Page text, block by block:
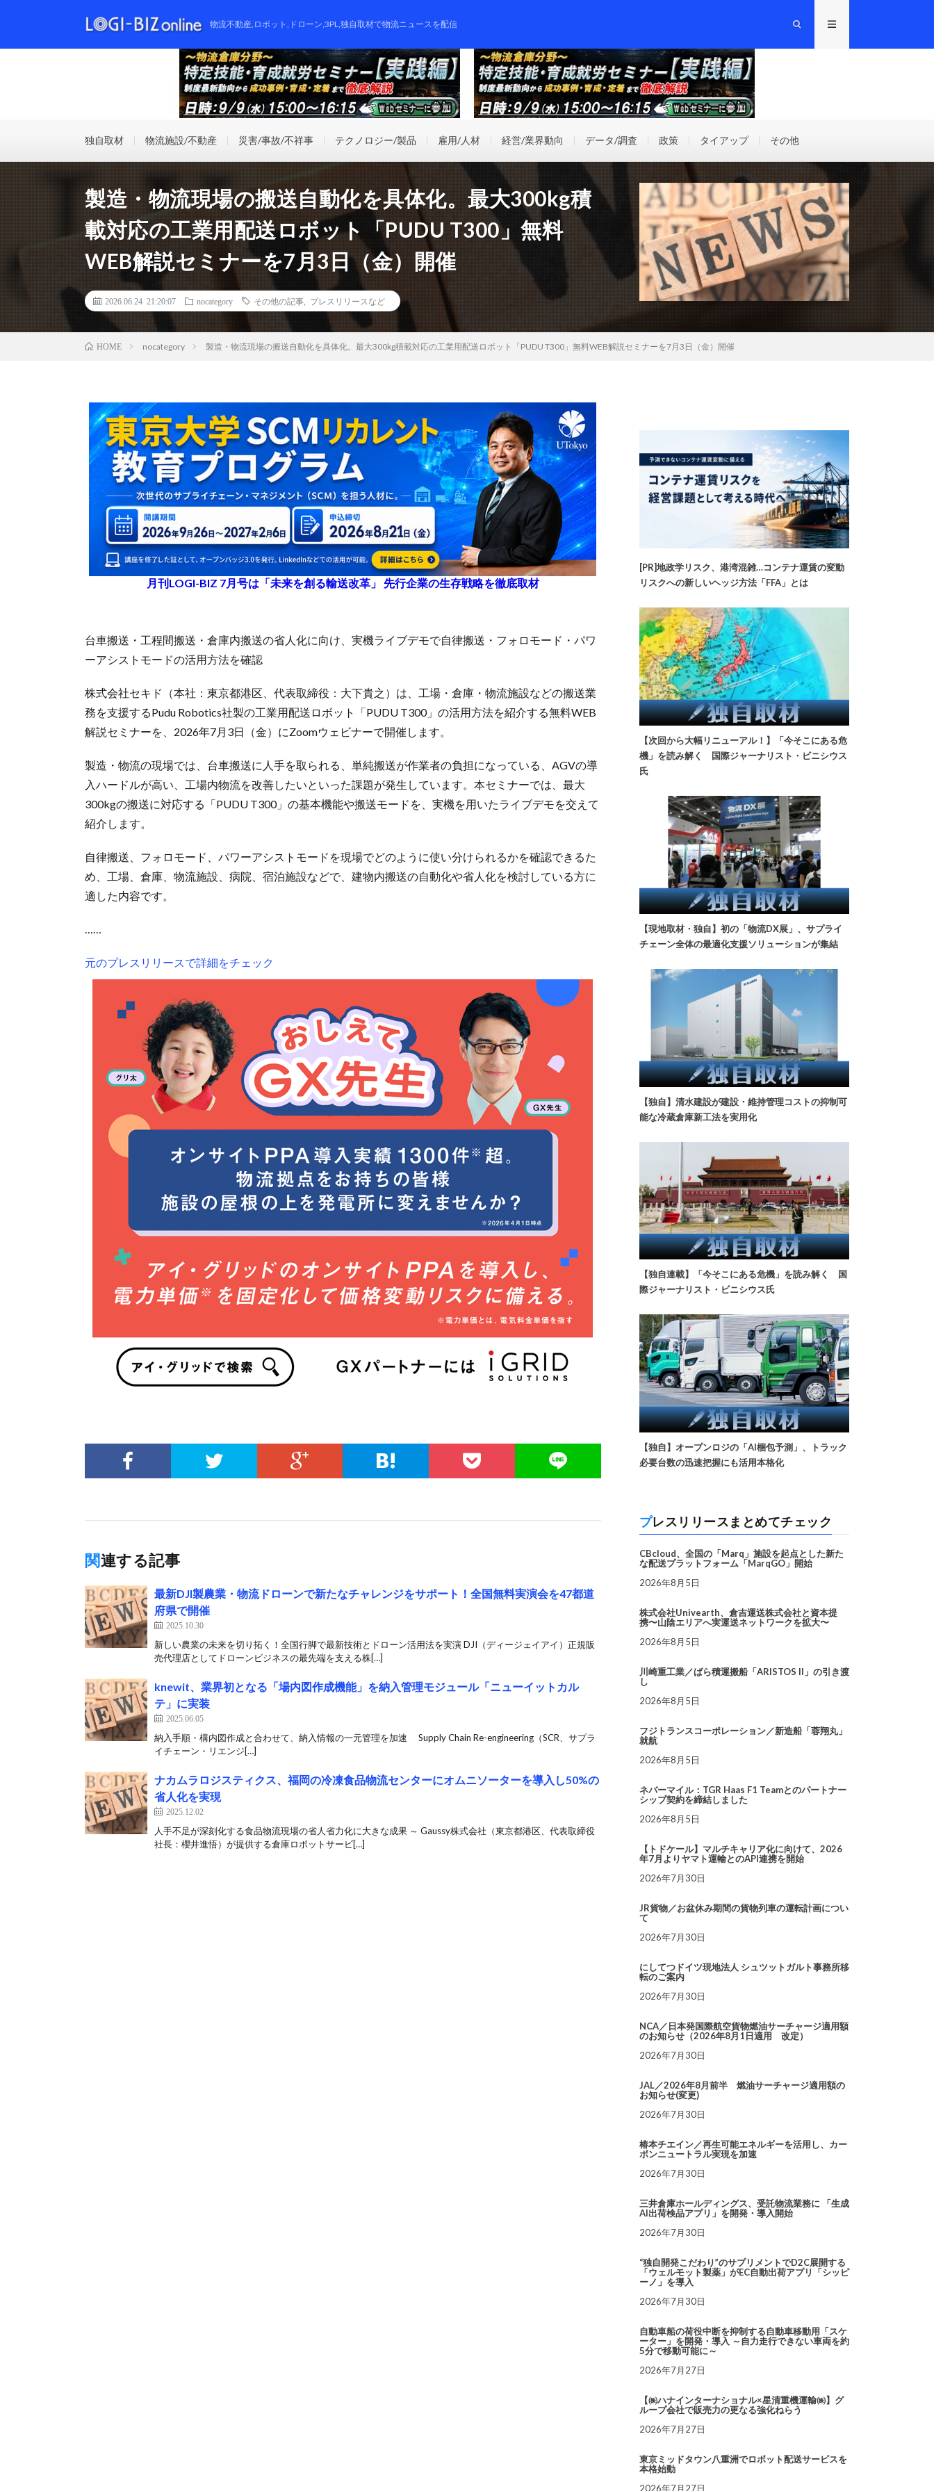
物流不動産,ロボット,ドローン,3PL,独自取材で物流ニュースを配信
独自取材 物流施設/不動産 災害/事故/不祥事 テクノロジー/製品 雇用/人材 経営/業界動向 データ/調査 政策 タイアップ その他
製造・物流現場の搬送自動化を具体化。最大300kg積
載対応の工業用配送ロボット「PUDU T300」無料
WEB解説セミナーを7月3日（金）開催
2026.06.24 21:20:07 nocategory その他の記事 プレスリリースなど
HOME nocategory 製造・物流現場の搬送自動化を具体化。最大300kg積載対応の工業用配送ロボット「PUDU T300」無料WEB解説セミナーを7月3日（金）開催
月刊LOGI-BIZ 7月号は「未来を創る輸送改革」 先行企業の生存戦略を徹底取材
台車搬送・工程間搬送・倉庫内搬送の省人化に向け、実機ライブデモで自律搬送・フォロモード・パワ
ーアシストモードの活用方法を確認
株式会社セキド（本社：東京都港区、代表取締役：大下貴之）は、工場・倉庫・物流施設などの搬送業
務を支援するPudu Robotics社製の工業用配送ロボット「PUDU T300」の活用方法を紹介する無料WEB
解説セミナーを、2026年7月3日（金）にZoomウェビナーで開催します。
製造・物流の現場では、台車搬送に人手を取られる、単純搬送が作業者の負担になっている、AGVの導
入ハードルが高い、工場内物流を改善したいといった課題が発生しています。本セミナーでは、最大
300kgの搬送に対応する「PUDU T300」の基本機能や搬送モードを、実機を用いたライブデモを交えて
紹介します。
自律搬送、フォロモード、パワーアシストモードを現場でどのように使い分けられるかを確認できるた
め、工場、倉庫、物流施設、病院、宿泊施設などで、建物内搬送の自動化や省人化を検討している方に
適した内容です。
……
元のプレスリリースで詳細をチェック
関連する記事
最新DJI製農業・物流ドローンで新たなチャレンジをサポート！全国無料実演会を47都道
府県で開催
2025.10.30
新しい農業の未来を切り拓く！全国行脚で最新技術とドローン活用法を実演 DJI（ディージェイアイ）正規販
売代理店としてドローンビジネスの最先端を支える株[…]
knewit、業界初となる「場内図作成機能」を納入管理モジュール「ニューイットカル
テ」に実装
2025.06.05
納入手順・構内図作成と合わせて、納入情報の一元管理を加速 Supply Chain Re-engineering（SCR、サプラ
イチェーン・リエンジ[…]
ナカムラロジスティクス、福岡の冷凍食品物流センターにオムニソーターを導入し50%の
省人化を実現
2025.12.02
人手不足が深刻化する食品物流現場の省人省力化に大きな成果 ～ Gaussy株式会社（東京都港区、代表取締役
社長：櫻井進悟）が提供する倉庫ロボットサービ[…]
[PR]地政学リスク、港湾混雑…コンテナ運賃の変動
リスクへの新しいヘッジ方法「FFA」とは
【次回から大幅リニューアル！】「今そこにある危
機」を読み解く 国際ジャーナリスト・ビニシウス
氏
【現地取材・独自】初の「物流DX展」、サプライ
チェーン全体の最適化支援ソリューションが集結
【独自】清水建設が建設・維持管理コストの抑制可
能な冷蔵倉庫新工法を実用化
【独自連載】「今そこにある危機」を読み解く 国
際ジャーナリスト・ビニシウス氏
【独自】オープンロジの「AI梱包予測」、トラック
必要台数の迅速把握にも活用本格化
プレスリリースまとめてチェック
CBcloud、全国の「Marq」施設を起点とした新た
な配送プラットフォーム「MarqGO」開始
2026年8月5日
株式会社Univearth、倉吉運送株式会社と資本提
携〜山陰エリアへ実運送ネットワークを拡大〜
2026年8月5日
川崎重工業／ばら積運搬船「ARISTOS II」の引き渡
し
2026年8月5日
フジトランスコーポレーション／新造船「蓉翔丸」
就航
2026年8月5日
ネバーマイル：TGR Haas F1 Teamとのパートナー
シップ契約を締結しました
2026年8月5日
【トドケール】マルチキャリア化に向けて、2026
年7月よりヤマト運輸とのAPI連携を開始
2026年7月30日
JR貨物／お盆休み期間の貨物列車の運転計画につい
て
2026年7月30日
にしてつドイツ現地法人 シュツットガルト事務所移
転のご案内
2026年7月30日
NCA／日本発国際航空貨物燃油サーチャージ適用額
のお知らせ（2026年8月1日適用 改定）
2026年7月30日
JAL／2026年8月前半 燃油サーチャージ適用額の
お知らせ(変更)
2026年7月30日
椿本チエイン／再生可能エネルギーを活用し、カー
ボンニュートラル実現を加速
2026年7月30日
三井倉庫ホールディングス、受託物流業務に 「生成
AI出荷検品アプリ」を開発・導入開始
2026年7月30日
“独自開発こだわり”のサプリメントでD2C展開する
「ウェルモット製薬」がEC自動出荷アプリ「シッピ
ーノ」を導入
2026年7月30日
自動車船の荷役中断を抑制する自動車移動用「スケ
ーター」を開発・導入 ～自力走行できない車両を約
5分で移動可能に～
2026年7月27日
【㈱ハナインターナショナル×星清重機運輸㈱】グ
ループ会社で販売力の更なる強化ねらう
2026年7月27日
東京ミッドタウン八重洲でロボット配送サービスを
本格始動
2026年7月27日